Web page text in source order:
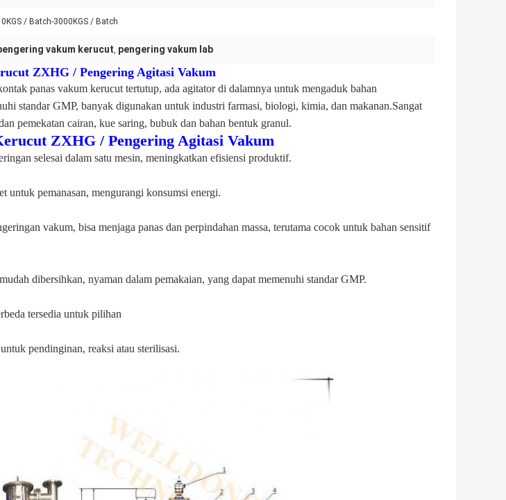
/ Batch-3000KGS / Batch
vakum kerucut, pengering vakum lab
ZXHG / Pengering Agitasi Vakum
panas vakum kerucut tertutup, ada agitator di dalamnya untuk mengaduk bahan
standar GMP, banyak digunakan untuk industri farmasi, biologi, kimia, dan makanan.Sangat
pemekatan cairan, kue saring, bubuk dan bahan bentuk granul.
ZXHG / Pengering Agitasi Vakum
selesai dalam satu mesin, meningkatkan efisiensi produktif.
untuk pemanasan, mengurangi konsumsi energi.
vakum, bisa menjaga panas dan perpindahan massa, terutama cocok untuk bahan sensitif
dibersihkan, nyaman dalam pemakaian, yang dapat memenuhi standar GMP.
tersedia untuk pilihan
pendinginan, reaksi atau sterilisasi.